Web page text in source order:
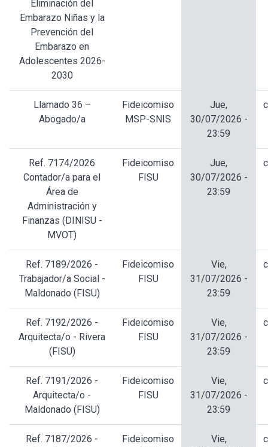
Eliminación del
Embarazo Niñas y la
Prevención del
Embarazo en
Adolescentes 2026-
2030
Llamado 36 –
Abogado/a
Fideicomiso
MSP-SNIS
Jue,
30/07/2026 -
23:59
Ref. 7174/2026
Contador/a para el
Área de
Administración y
Finanzas (DINISU -
MVOT)
Fideicomiso
FISU
Jue,
30/07/2026 -
23:59
Ref. 7189/2026 -
Trabajador/a Social -
Maldonado (FISU)
Fideicomiso
FISU
Vie,
31/07/2026 -
23:59
Ref. 7192/2026 -
Arquitecta/o - Rivera
(FISU)
Fideicomiso
FISU
Vie,
31/07/2026 -
23:59
Ref. 7191/2026 -
Arquitecta/o -
Maldonado (FISU)
Fideicomiso
FISU
Vie,
31/07/2026 -
23:59
Ref. 7187/2026 -
Fideicomiso
Vie,